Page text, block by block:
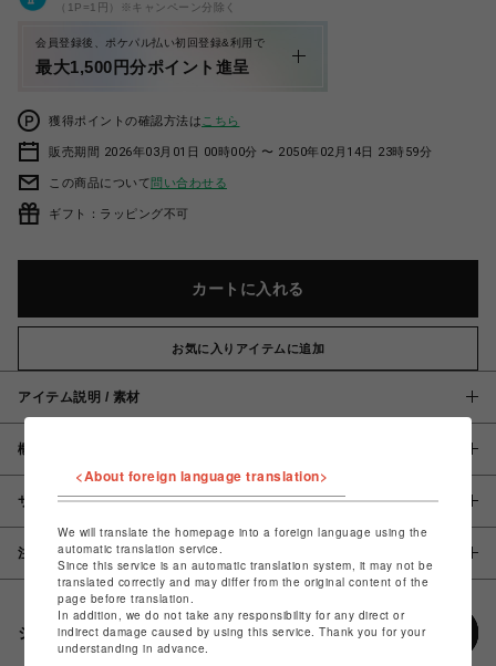
（1P=1円）※キャンペーン分除く
会員登録後、ポケパル払い初回登録&利用で
最大1,500円分ポイント進呈
獲得ポイントの確認方法は こちら
販売期間 2026年03月01日 00時00分 〜 2050年02月14日 23時59分
この商品について問い合わせる
ギフト：ラッピング不可
カートに入れる
お気に入りアイテムに追加
アイテム説明 / 素材
概要
サイズ
注意事項
シェアする
<About foreign language translation>
We will translate the homepage into a foreign language using the
automatic translation service.
Since this service is an automatic translation system, it may not be
translated correctly and may differ from the original content of the
page before translation.
In addition, we do not take any responsibility for any direct or
indirect damage caused by using this service. Thank you for your
understanding in advance.